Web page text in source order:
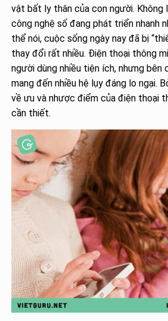
vật bất ly thân của con người. Không
công nghệ số đang phát triển nhanh
thể nói, cuộc sống ngày nay đã bị
thay đổi rất nhiều. Điện thoại thông
người dùng nhiều tiện ích, nhưng bên
mang đến nhiều hệ lụy đáng lo ngại.
về ưu và nhược điểm của điện thoại
cần thiết.